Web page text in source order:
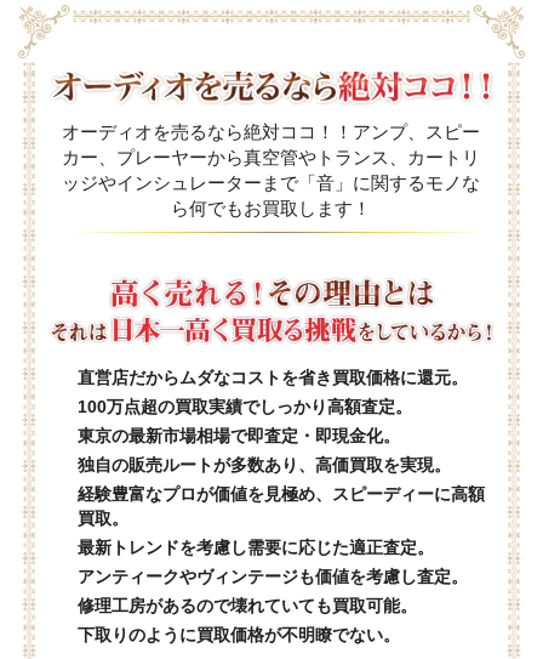
オーディオを売るなら絶対ココ！！アンプ、スピー
カー、プレーヤーから真空管やトランス、カートリ
ッジやインシュレーターまで「音」に関するモノな
ら何でもお買取します！
直営店だからムダなコストを省き買取価格に還元。
100万点超の買取実績でしっかり高額査定。
東京の最新市場相場で即査定・即現金化。
独自の販売ルートが多数あり、高価買取を実現。
経験豊富なプロが価値を見極め、スピーディーに高額
買取。
最新トレンドを考慮し需要に応じた適正査定。
アンティークやヴィンテージも価値を考慮し査定。
修理工房があるので壊れていても買取可能。
下取りのように買取価格が不明瞭でない。